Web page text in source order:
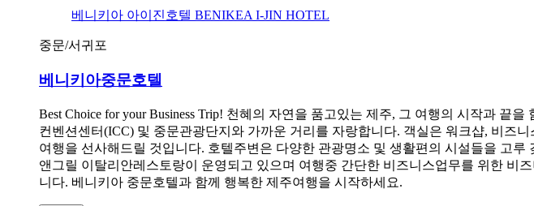
베니키아 아이진호텔 BENIKEA I-JIN HOTEL
중문/서귀포
베니키아중문호텔
Best Choice for your Business Trip! 천혜의 자연을 품고있는 제주, 그 여행의 시작과 끝
컨벤션센터(ICC) 및 중문관광단지와 가까운 거리를 자랑합니다. 객실은 워크샵, 비즈
여행을 선사해드릴 것입니다. 호텔주변은 다양한 관광명소 및 생활편의 시설들을 고
앤그릴 이탈리안레스토랑이 운영되고 있으며 여행중 간단한 비즈니스업무를 위한 비
니다. 베니키아 중문호텔과 함께 행복한 제주여행을 시작하세요.